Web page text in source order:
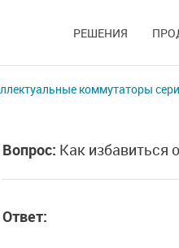
РЕШЕНИЯ
коммутаторы
Вопрос: Как избавиться
Ответ: